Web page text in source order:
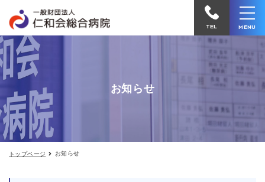
せ
病
院
電
TEL MENU
お知らせ
トップページ お知らせ